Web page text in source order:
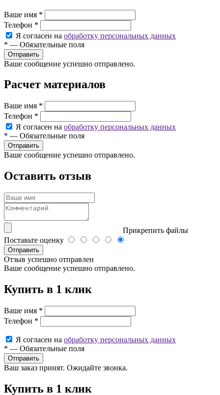
Ваше имя *
Телефон *
Я согласен на обработку персональных данных
* — Обязательные поля
Ваше сообщение успешно отправлено.
Расчет материалов
Ваше имя *
Телефон *
Я согласен на обработку персональных данных
* — Обязательные поля
Ваше сообщение успешно отправлено.
Оставить отзыв
Прикрепить файлы
Поставьте оценку
Отправить
Отзыв успешно отправлен
Ваше сообщение успешно отправлено.
Купить в 1 клик
Ваше имя *
Телефон *
Я согласен на обработку персональных данных
* — Обязательные поля
Ваш заказ принят. Ожидайте звонка.
Купить в 1 клик